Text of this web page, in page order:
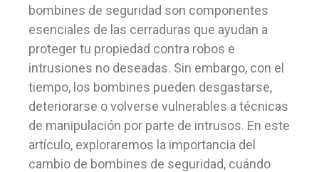
bombines de seguridad son componentes
esenciales de las cerraduras que ayudan a
proteger tu propiedad contra robos e
intrusiones no deseadas. Sin embargo, con el
tiempo, los bombines pueden desgastarse,
deteriorarse o volverse vulnerables a técnicas
de manipulación por parte de intrusos. En este
artículo, exploraremos la importancia del
cambio de bombines de seguridad, cuándo